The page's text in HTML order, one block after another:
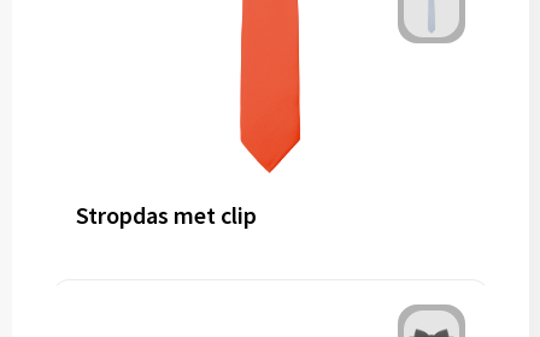
Stropdas met clip